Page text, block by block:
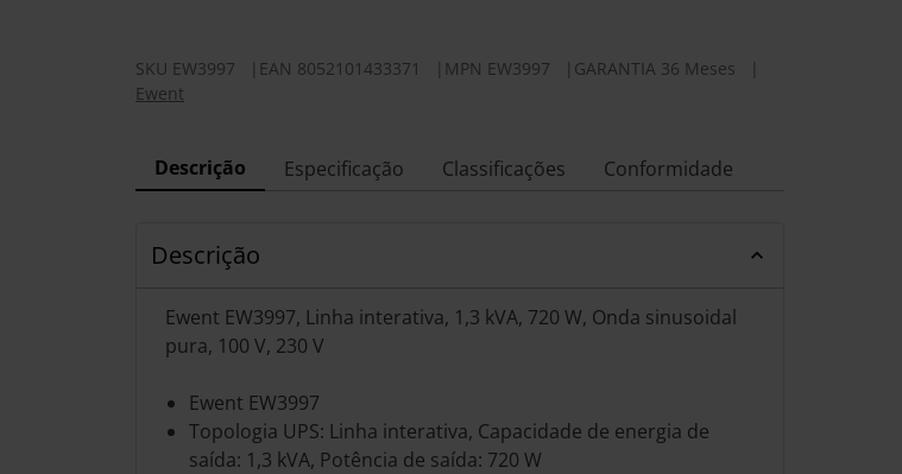
SKU EW3997 EAN 8052101433371 MPN EW3997 GARANTIA 36 Meses
Ewent
Descrição Especificação Classificações Conformidade
Descrição
Ewent EW3997, Linha interativa, 1,3 kVA, 720 W, Onda sinusoidal
pura, 100 V, 230 V
Ewent EW3997
Topologia UPS: Linha interativa, Capacidade de energia de
saída: 1,3 kVA, Potência de saída: 720 W